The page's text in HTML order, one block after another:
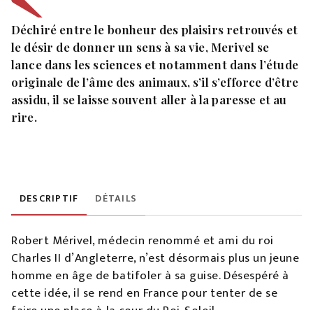
Déchiré entre le bonheur des plaisirs retrouvés et
le désir de donner un sens à sa vie, Merivel se
lance dans les sciences et notamment dans l’étude
originale de l’âme des animaux, s’il s’efforce d’être
assidu, il se laisse souvent aller à la paresse et au
rire.
DESCRIPTIF DÉTAILS
Robert Mérivel, médecin renommé et ami du roi
Charles II d’Angleterre, n’est désormais plus un jeune
homme en âge de batifoler à sa guise. Désespéré à
cette idée, il se rend en France pour tenter de se